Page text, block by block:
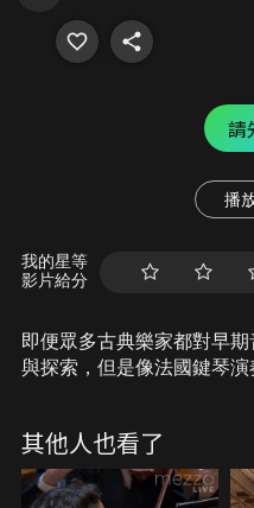
請
播
我的星等
影片給分
即便眾多古典樂家都對早
與探索，但是像法國鍵琴
的演繹堪稱經典。1991年
抒情天才古樂團(Les
有更精準的詮釋，演奏拉
其他人也看了